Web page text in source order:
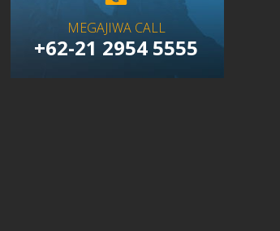
MEGAJIWA CALL
+62-21 2954 5555